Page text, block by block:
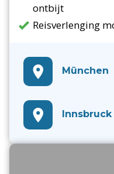
ontbijt
Reisverlenging
München
Innsbruck